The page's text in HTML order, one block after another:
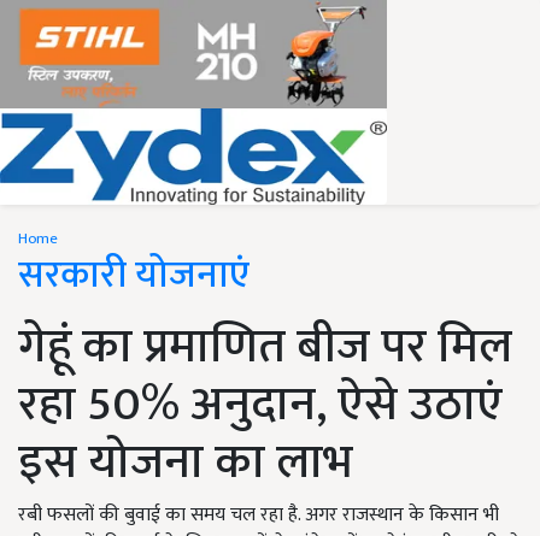
Home
सरकारी योजनाएं
गेहूं का प्रमाणित बीज पर मिल
रहा 50% अनुदान, ऐसे उठाएं
इस योजना का लाभ
रबी फसलों की बुवाई का समय चल रहा है. अगर राजस्थान के किसान भी